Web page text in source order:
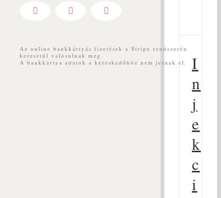
FacebookYouTube Messenger
Az online bankkártyás fizetések a Stripe rendszerén
keresztül valósulnak meg.
A bankkártya adatok a kereskedőhöz nem jutnak el.
I
n
j
e
k
c
i